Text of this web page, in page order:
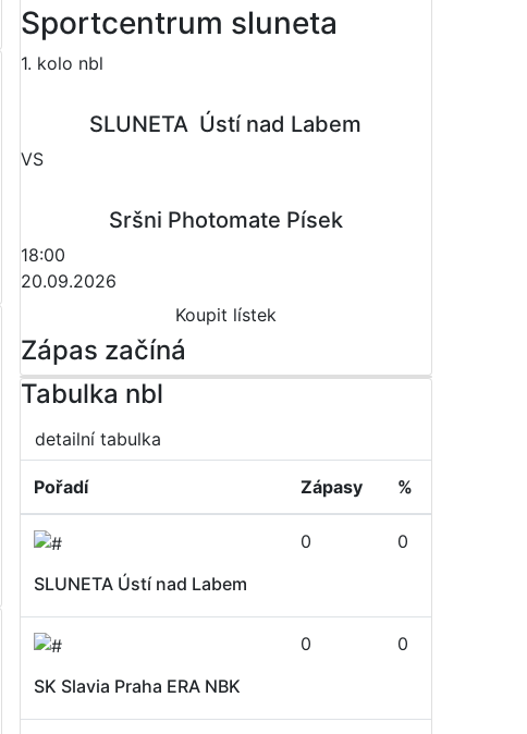
Sportcentrum sluneta
1. kolo nbl
SLUNETA  Ústí nad Labem
VS
Sršni Photomate Písek
18:00
20.09.2026
Koupit lístek
Zápas začíná
Tabulka nbl
detailní tabulka
Pořadí Zápasy %
SLUNETA Ústí nad Labem
0 0
SK Slavia Praha ERA NBK
0 0